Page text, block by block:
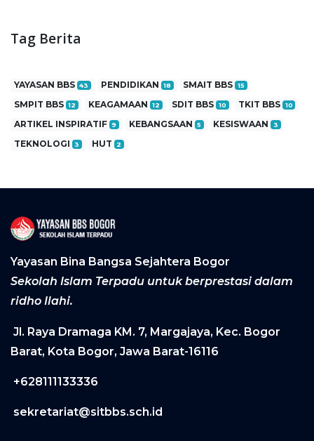
Tag Berita
YAYASAN BBS 43 PENDIDIKAN 18 SMAIT BBS 15
SMPIT BBS 12 KEAGAMAAN 12 SDIT BBS 10 TKIT BBS 10
ARTIKEL INSPIRATIF 9 KEBANGSAAN 5 KESISWAAN 3
TEKNOLOGI 3 HUT 2
Yayasan Bina Bangsa Sejahtera Bogor
Sekolah Islam Terpadu untuk berprestasi dalam
ridho Ilahi.
Jl. Raya Dramaga KM. 7, Margajaya, Kec. Bogor
Barat, Kota Bogor, Jawa Barat-16116
+628111133336
sekretariat@sitbbs.sch.id